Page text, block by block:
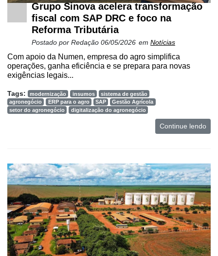
Néctar
Tecprime
Agro
Lean
Way
Consulting
Manager
ONE
Grupo Sinova acelera transformação
fiscal com SAP DRC e foco na
Reforma Tributária
Postado por Redação 06/05/2026 em Notícias
Com apoio da Numen, empresa do agro simplifica
operações, ganha eficiência e se prepara para novas
exigências legais...
Tags: modernização insumos
sistema de gestão
agronegócio
ERP para o agro SAP
Gestão Agrícola
setor do agronegócio
digitalização do agronegócio
Continue lendo